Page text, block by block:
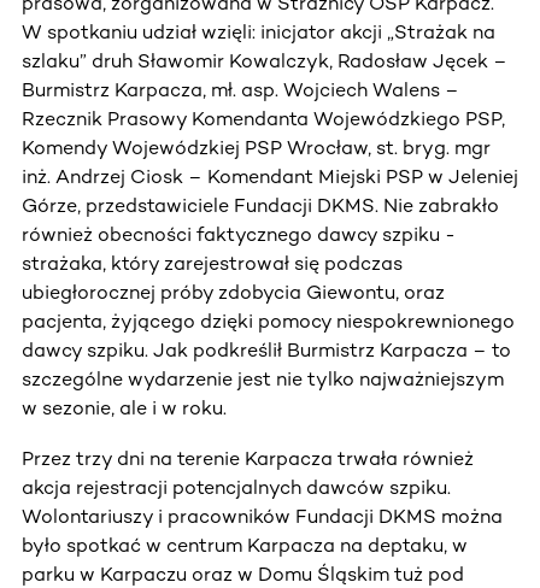
W spotkaniu udział wzięli: inicjator akcji „Strażak na
szlaku” druh Sławomir Kowalczyk, Radosław Jęcek –
Burmistrz Karpacza, mł. asp. Wojciech Walens –
Rzecznik Prasowy Komendanta Wojewódzkiego PSP,
Komendy Wojewódzkiej PSP Wrocław, st. bryg. mgr
inż. Andrzej Ciosk – Komendant Miejski PSP w Jeleniej
Górze, przedstawiciele Fundacji DKMS. Nie zabrakło
również obecności faktycznego dawcy szpiku -
strażaka, który zarejestrował się podczas
ubiegłorocznej próby zdobycia Giewontu, oraz
pacjenta, żyjącego dzięki pomocy niespokrewnionego
dawcy szpiku. Jak podkreślił Burmistrz Karpacza – to
szczególne wydarzenie jest nie tylko najważniejszym
w sezonie, ale i w roku.
Przez trzy dni na terenie Karpacza trwała również
akcja rejestracji potencjalnych dawców szpiku.
Wolontariuszy i pracowników Fundacji DKMS można
było spotkać w centrum Karpacza na deptaku, w
parku w Karpaczu oraz w Domu Śląskim tuż pod